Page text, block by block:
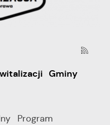
Gminy
Program